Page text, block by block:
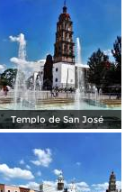
Templo de San José